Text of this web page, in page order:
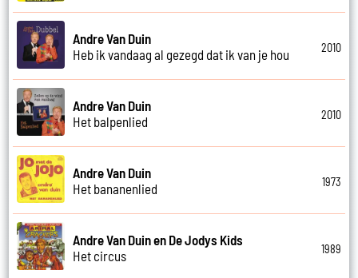
Andre Van Duin
Heb ik vandaag al gezegd dat ik van je hou
2010
Andre Van Duin
Het balpenlied
2010
Andre Van Duin
Het bananenlied
1973
Andre Van Duin en De Jodys Kids
Het circus
1989